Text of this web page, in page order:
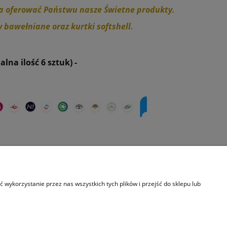
Państwu nasze Świetne produkty.
bawełniane oraz kurtki softshell.
ilość 6 sztuk) -
przez nas wszystkich tych plików i przejść do sklepu lub